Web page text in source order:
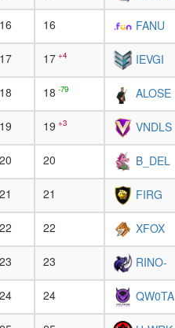
16 16 FANU
17 17 +4 IEVGI
18 18 -79 ALOSE
19 19 +3 VNDLS
20 20 B_DEL
21 21 FIRG
22 22 XFOX
23 23 RINO-
24 24 QW0TA